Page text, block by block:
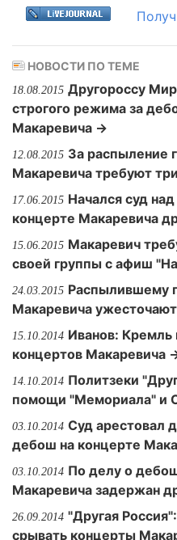
НОВОСТИ ПО ТЕМЕ
18.08.2015 Другороссу
строгого режима за
Макаревича →
12.08.2015 За распыление
Макаревича требуют
17.06.2015 Начался суд
концерте Макаревича
15.06.2015 Макаревич
своей группы с афиш
24.03.2015 Распылившему
Макаревича
15.10.2014 Иванов: Кремль
концертов Макаревича
14.10.2014 Политзеки
помощи "Мемориала" и
03.10.2014 Суд арестовал
дебош на концерте
03.10.2014 По делу о
Макаревича задержан
26.09.2014 "Другая
срывать концерты